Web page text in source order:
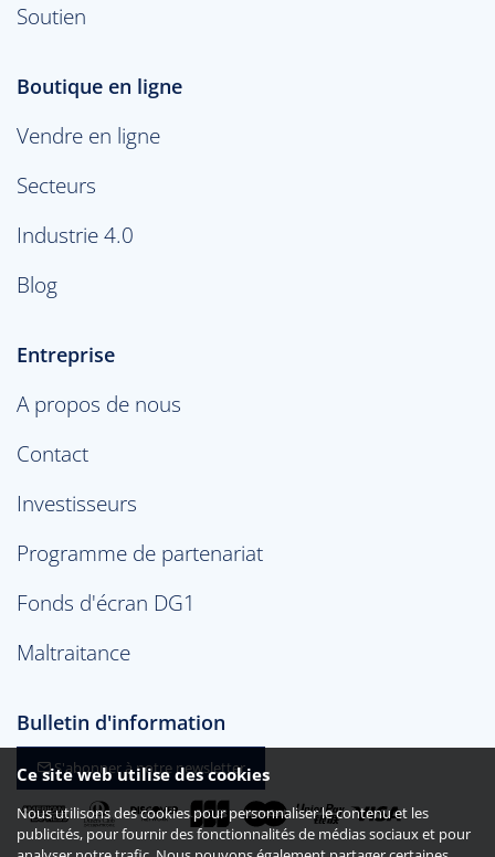
Soutien
Boutique en ligne
Vendre en ligne
Secteurs
Industrie 4.0
Blog
Entreprise
A propos de nous
Contact
Investisseurs
Programme de partenariat
Fonds d'écran DG1
Maltraitance
Bulletin d'information
S'abonner à notre newsletter
Ce site web utilise des cookies
Nous utilisons des cookies pour personnaliser le contenu et les
publicités, pour fournir des fonctionnalités de médias sociaux et pour